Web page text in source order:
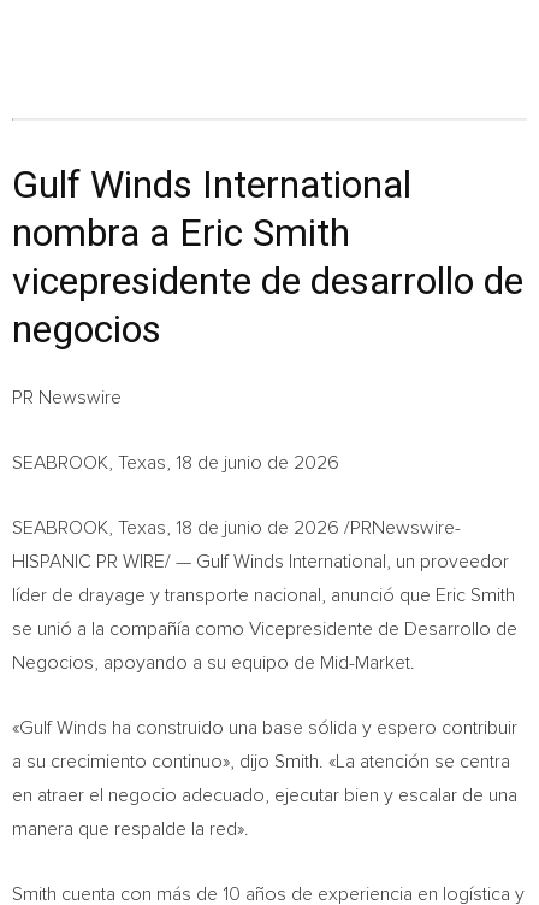
Gulf Winds International
nombra a Eric Smith
vicepresidente de desarrollo de
negocios
PR Newswire
SEABROOK, Texas, 18 de junio de 2026
SEABROOK, Texas 18 de junio de 2026 /PRNewswire-
HISPANIC PR WIRE/ — Gulf Winds International, un proveedor
líder de drayage y transporte nacional, anunció que Eric Smith
se unió a la compañía como Vicepresidente de Desarrollo de
Negocios, apoyando a su equipo de Mid-Market.
«Gulf Winds ha construido una base sólida y espero contribuir
a su crecimiento continuo», dijo Smith. «La atención se centra
en atraer el negocio adecuado, ejecutar bien y escalar de una
manera que respalde la red».
Smith cuenta con más de 10 años de experiencia en logística y